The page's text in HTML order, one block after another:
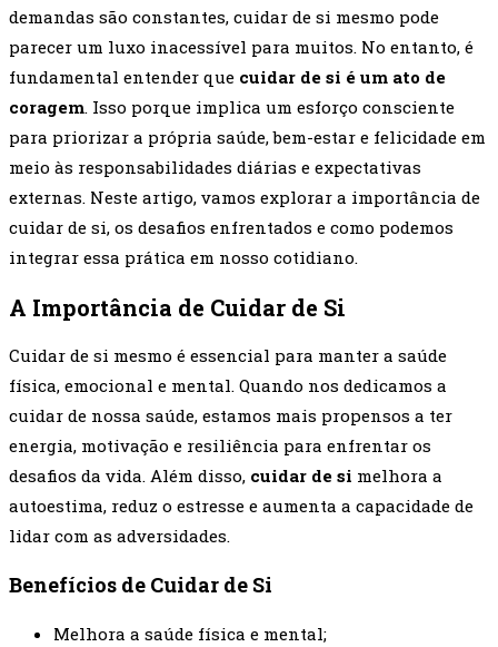
demandas são constantes, cuidar de si mesmo pode
parecer um luxo inacessível para muitos. No entanto, é
fundamental entender que cuidar de si é um ato de
coragem. Isso porque implica um esforço consciente
para priorizar a própria saúde, bem-estar e felicidade em
meio às responsabilidades diárias e expectativas
externas. Neste artigo, vamos explorar a importância de
cuidar de si, os desafios enfrentados e como podemos
integrar essa prática em nosso cotidiano.
A Importância de Cuidar de Si
Cuidar de si mesmo é essencial para manter a saúde
física, emocional e mental. Quando nos dedicamos a
cuidar de nossa saúde, estamos mais propensos a ter
energia, motivação e resiliência para enfrentar os
desafios da vida. Além disso, cuidar de si melhora a
autoestima, reduz o estresse e aumenta a capacidade de
lidar com as adversidades.
Benefícios de Cuidar de Si
Melhora a saúde física e mental;